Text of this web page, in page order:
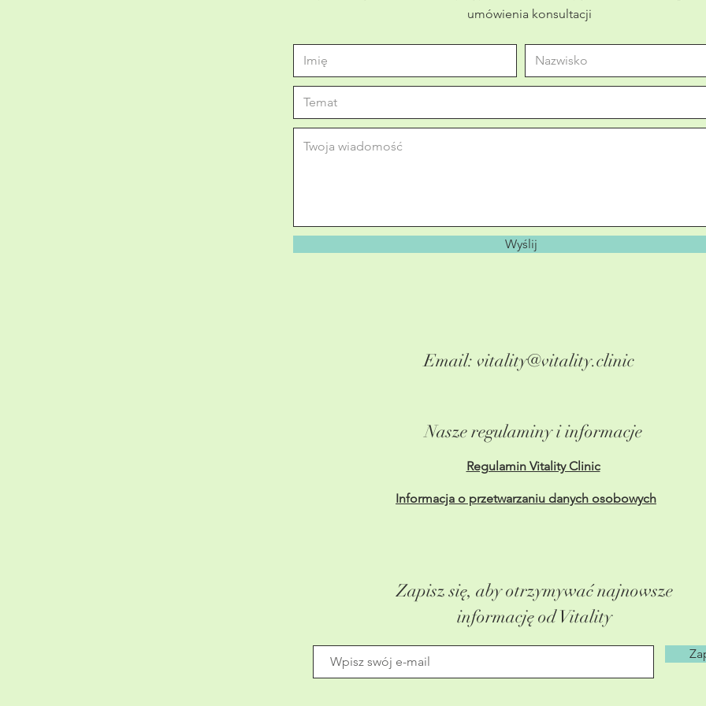
umówienia konsultacji
Wyślij
Email: vitality@vitality.clinic
Nasze regulaminy i informacje
Regulamin Vitality Clinic
Informacja o przetwarzaniu danych osobowych
Zapisz się, aby otrzymywać najnowsze
informację od Vitality